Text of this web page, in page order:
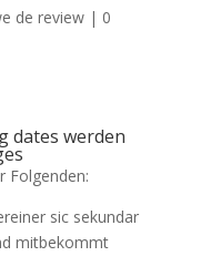
de review| 0
dates werden
Folgenden:
sic sekundar
mitbekommt